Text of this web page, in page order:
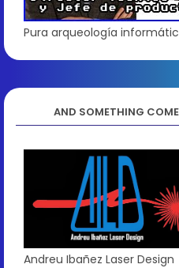
Pura arqueología
AND SOMETHING
Andreu Ibañez Laser Design